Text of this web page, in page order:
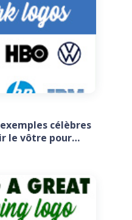
célèbres
le vôtre pour